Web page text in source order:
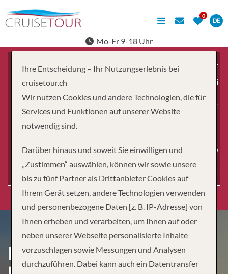
DE
Mo-Fr 9-18 Uhr
Erwachsene
Kinder
Dauer
Reiseart
Suchen
RUNDREISE MIAMI,
Ihre Entscheidung – Ihr Nutzungserlebnis bei
cruisetour.ch
Wir nutzen Cookies und andere Technologien, die für
Services und Funktionen auf unserer Website
notwendig sind.
Darüber hinaus und soweit Sie einwilligen und
„Zustimmen“ auswählen, können wir sowie unsere
bis zu fünf Partner als Drittanbieter Cookies auf
Ihrem Gerät setzen, andere Technologien verwenden
und personenbezogene Daten [z. B. IP-Adresse] von
Ihnen erheben und verarbeiten, um Ihnen auf oder
neben unserer Webseite personalisierte Inhalte
vorzuschlagen sowie Messungen und Analysen
durchzuführen. Dabei kann auch ein Datentransfer